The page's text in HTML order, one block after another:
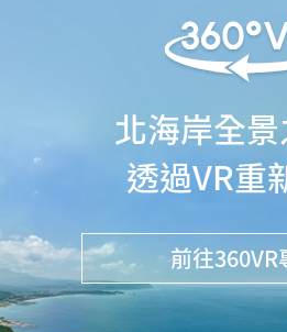
北海岸全景
透過VR重
前往360VR